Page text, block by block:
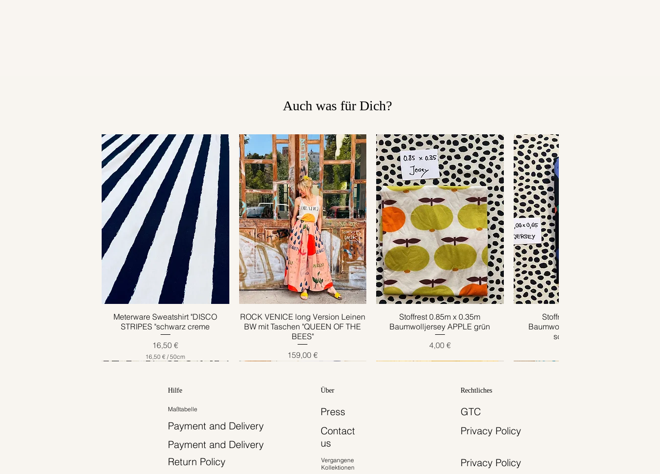
Auch was für Dich?
Schnellansicht
Meterware Sweatshirt "DISCO
STRIPES "schwarz creme
Preis
16,50 €
16,50 € /50cm
5
€
5
Z
e
Schnellansicht
ROCK VENICE long Version Leinen
BW mit Taschen "QUEEN OF THE
BEES"
Preis
159,00 €
Schnellansicht
Stoffrest 0.85m x 0.35m
Baumwolljersey APPLE grün
Preis
4,00 €
Schnellansicht
Stoffrest 1m x 0.65m
Baumwolljersey HARLEKIN
schwarz bunt
Hilfe
Maßtabelle
Payment and Delivery
Payment and Delivery
Return Policy
Über
Press
Contact
us
Vergangene
Kollektionen
Rechtliches
GTC
Privacy Policy
Privacy Policy